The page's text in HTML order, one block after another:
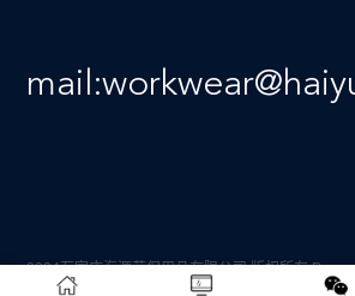
2024石家庄海源劳保用品有限公司 版权所有
备案号：